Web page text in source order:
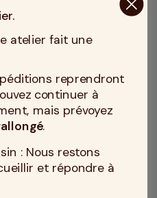
26% viscose de
atelier fait une
reprendront
continuer à
mais prévoyez
.
: Nous restons
et répondre à